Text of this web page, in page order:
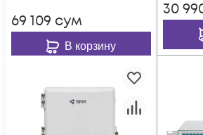
69 109 сум
В корзину
30